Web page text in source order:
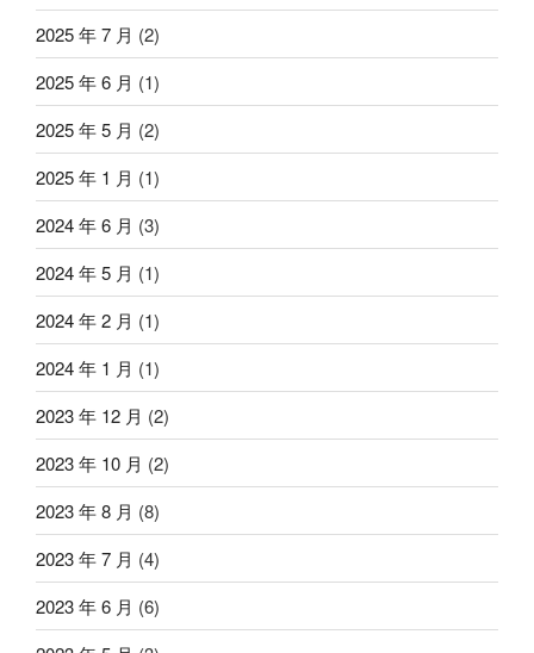
2025 年 7 月 (2)
2025 年 6 月 (1)
2025 年 5 月 (2)
2025 年 1 月 (1)
2024 年 6 月 (3)
2024 年 5 月 (1)
2024 年 2 月 (1)
2024 年 1 月 (1)
2023 年 12 月 (2)
2023 年 10 月 (2)
2023 年 8 月 (8)
2023 年 7 月 (4)
2023 年 6 月 (6)